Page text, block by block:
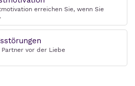
erreichen Sie, wenn Sie
vor der Liebe